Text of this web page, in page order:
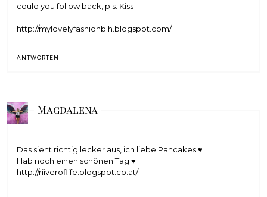
could you follow back, pls. Kiss
http://mylovelyfashionbih.blogspot.com/
ANTWORTEN
Magdalena
Das sieht richtig lecker aus, ich liebe Pancakes ♥
Hab noch einen schönen Tag ♥
http://riiveroflife.blogspot.co.at/